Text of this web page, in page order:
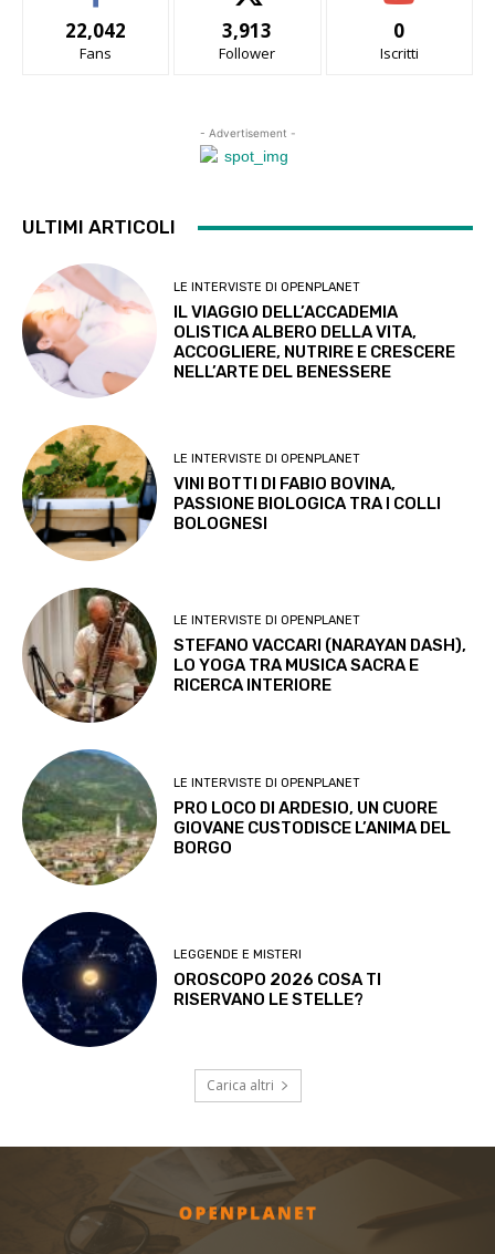
22,042
Fans
3,913
Follower
0
Iscritti
- Advertisement -
ULTIMI ARTICOLI
LE INTERVISTE DI OPENPLANET
IL VIAGGIO DELL’ACCADEMIA
OLISTICA ALBERO DELLA VITA,
ACCOGLIERE, NUTRIRE E CRESCERE
NELL’ARTE DEL BENESSERE
LE INTERVISTE DI OPENPLANET
VINI BOTTI DI FABIO BOVINA,
PASSIONE BIOLOGICA TRA I COLLI
BOLOGNESI
LE INTERVISTE DI OPENPLANET
STEFANO VACCARI (NARAYAN DASH),
LO YOGA TRA MUSICA SACRA E
RICERCA INTERIORE
LE INTERVISTE DI OPENPLANET
PRO LOCO DI ARDESIO, UN CUORE
GIOVANE CUSTODISCE L’ANIMA DEL
BORGO
LEGGENDE E MISTERI
OROSCOPO 2026 COSA TI
RISERVANO LE STELLE?
Carica altri